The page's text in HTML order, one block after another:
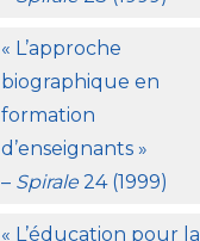
« L’approche
biographique en
formation
d’enseignants »
– Spirale24 (1999)
« L’éducation pour la